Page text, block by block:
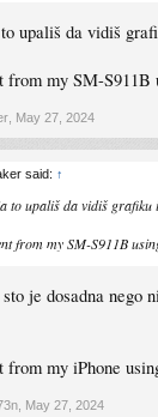
upališ da vidiš
from my SM-S911B
May 27, 2024
said: ↑
to upališ da vidiš grafiku
from my SM-S911B
je dosadna nego
from my iPhone
May 27, 2024